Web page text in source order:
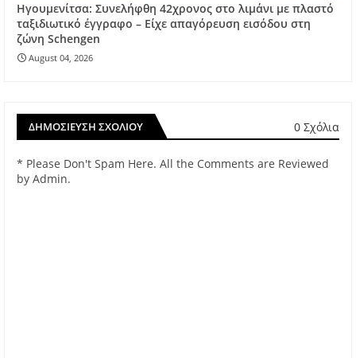
Ηγουμενίτσα: Συνελήφθη 42χρονος στο λιμάνι με πλαστό
ταξιδιωτικό έγγραφο – Είχε απαγόρευση εισόδου στη
ζώνη Schengen
August 04, 2026
ΔΗΜΟΣΊΕΥΣΗ ΣΧΟΛΊΟΥ 0 Σχόλια
* Please Don't Spam Here. All the Comments are Reviewed
by Admin.